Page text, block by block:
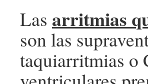
Las arritmias
son las
taquiarritmias o